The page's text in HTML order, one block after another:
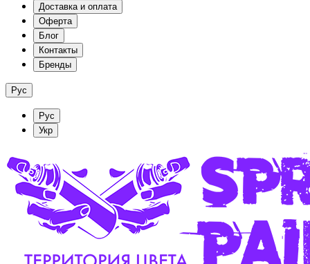
Доставка и оплата
Оферта
Блог
Контакты
Бренды
Рус
Рус
Укр